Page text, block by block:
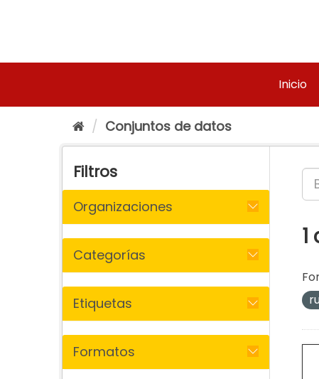
Inicio
Conjuntos de datos
Filtros
Organizaciones
Categorías
Etiquetas
Formatos